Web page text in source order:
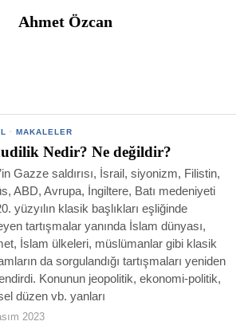
Ahmet Özcan
· MAKALELER
Nedir? Ne değildir?
Gazze saldırısı, İsrail, siyonizm, Filistin,
ABD, Avrupa, İngiltere, Batı medeniyeti
yüzyılın klasik başlıkları eşliğinde
tartışmalar yanında İslam dünyası,
İslam ülkeleri, müslümanlar gibi klasik
da sorgulandığı tartışmaları yeniden
Konunun jeopolitik, ekonomi-politik,
düzen vb. yanları
2023